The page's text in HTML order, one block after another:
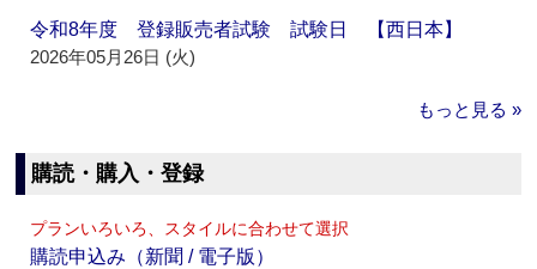
令和8年度 登録販売者試験 試験日 【西日本】
2026年05月26日 (火)
もっと見る »
購読・購入・登録
プランいろいろ、スタイルに合わせて選択
購読申込み（新聞 / 電子版）